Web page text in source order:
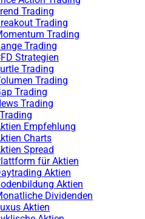
Trading
Trading
Trading
Trading
Strategien
Trading
Trading
Trading
Trading
Empfehlung
Charts
Spread
für Aktien
Aktien
Aktien
Dividenden
Aktien